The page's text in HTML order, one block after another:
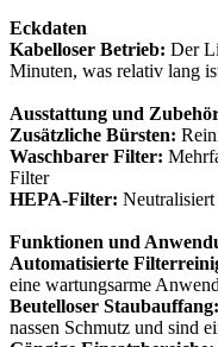
Eckdaten
Kabelloser Betrieb: Der
Minuten, was relativ lang
Ausstattung und
Zusätzliche Bürsten:
Waschbarer Filter:
Filter
HEPA-Filter: Neutralisiert
Funktionen und
Automatisierte
eine wartungsarme
Beutelloser Staubauffang:
nassen Schmutz und sind